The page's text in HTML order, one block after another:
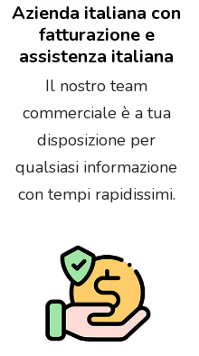
Azienda italiana con
fatturazione e
assistenza italiana
Il nostro team
commerciale è a tua
disposizione per
qualsiasi informazione
con tempi rapidissimi.